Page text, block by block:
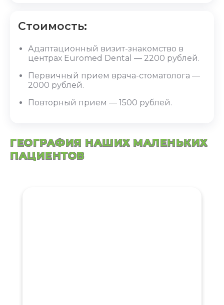
Стоимость:
Адаптационный визит-знакомство в
центрах Euromed Dental ― 2200 рублей.
Первичный прием врача-стоматолога ―
2000 рублей.
Повторный прием ― 1500 рублей.
ГЕОГРАФИЯ НАШИХ МАЛЕНЬКИХ
ПАЦИЕНТОВ